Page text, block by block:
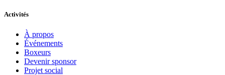
Activités
À propos
Événements
Boxeurs
Devenir sponsor
Projet social